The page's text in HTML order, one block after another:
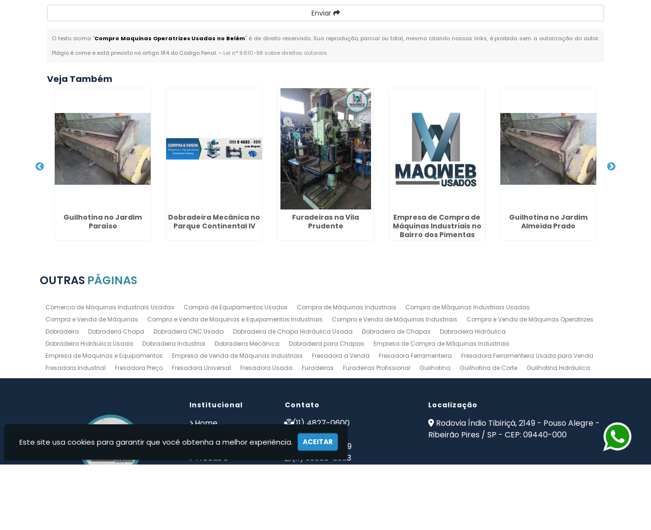
Enviar
O texto acima "Compro Maquinas Operatrizes Usadas no Belém" é de direito reservado. Sua reprodução, parcial ou total, mesmo citando nossos links, é proibida sem a autorização do autor.
Plágio é crime e está previsto no artigo 184 do Código Penal. – Lei n° 9.610-98 sobre direitos autorais.
Veja Também
Guilhotina no Jardim
Paraíso
Dobradeira Mecânica no
Parque Continental IV
Furadeiras na Vila
Prudente
Empresa de Compra de
Máquinas Industriais no
Bairro dos Pimentas
Guilhotina no Jardim
Almeida Prado
OUTRAS PÁGINAS
Comercio de Maquinas Industriais Usadas Compra de Equipamentos Usados Compra de Máquinas Industriais
Compra de Máquinas Industriais Usadas
Compra e Venda de Máquinas
Compra e Venda de Maquinas e Equipamentos Industriais Compra e Venda de Máquinas Industriais
Compra e Venda de Máquinas Operatrizes
Dobradeira
Dobradeira Chapa Dobradeira CNC Usada Dobradeira de Chapa Hidráulica Usada Dobradeira de Chapas
Dobradeira Hidráulica
Dobradeira Hidráulica Usada
Dobradeira Industrial Dobradeira Mecânica Dobradeira para Chapas
Empresa de Compra de Máquinas Industriais
Empresa de Maquinas e Equipamentos
Empresa de Venda de Máquinas Industriais Fresadora a Venda Fresadora Ferramenteira
Fresadora Ferramenteira Usada para Venda
Fresadora Industrial
Fresadora Preço Fresadora Universal Fresadora Usada Furadeiras Furadeiras Profissional Guilhotina Guilhotina de Corte
Guilhotina Hidráulica
Guilhotina Industrial
Guilhotina Industrial para Chapas de Aço Maquinas para Marcenaria Maquinas para Marcenaria a Venda
Maquinas para Marceneiro
Torno Mecânico Usado Barato Venda de Máquinas Industriais Venda de Máquinas Industriais Usadas
Ferramentas Industriais Compra e Venda
Compro Torno Mecanico
Institucional
Home
Produtos
Trocas e
Contato
(11) 4827-0600
(11) 94002-1171
(11) 97223-4869
(11) 99603-8303
Localização
Rodovia Índio Tibiriçá, 2149 - Pouso Alegre -
Ribeirão Pires / SP - CEP: 09440-000
Este site usa cookies para garantir que você obtenha a melhor experiência. ACEITAR